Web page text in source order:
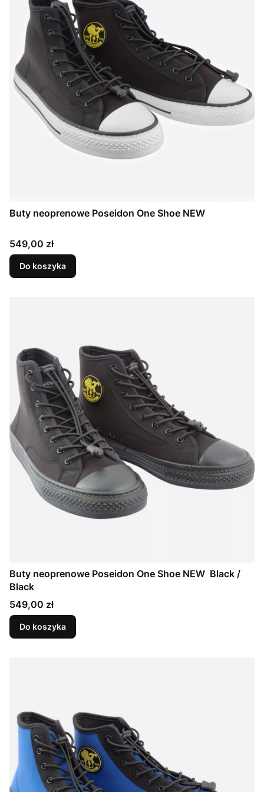
Buty neoprenowe Poseidon One Shoe NEW
Cena
549,00 zł
Do koszyka
Buty neoprenowe Poseidon One Shoe NEW Black /
Black
Cena
549,00 zł
Do koszyka